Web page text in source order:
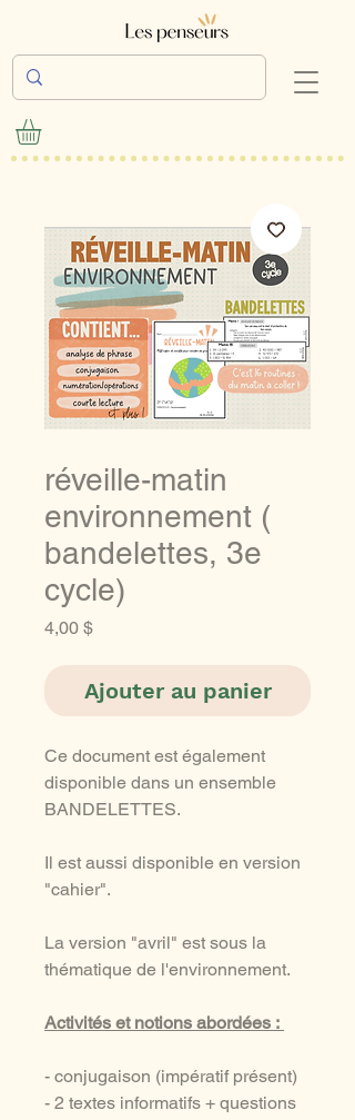
réveille-matin
environnement (
bandelettes, 3e
cycle)
4,00 $Prix
Ajouter au panier
Ce document est également
disponible dans un ensemble
BANDELETTES.
Il est aussi disponible en version
"cahier".
La version "avril" est sous la
thématique de l'environnement.
Activités et notions abordées :
- conjugaison (impératif présent)
- 2 textes informatifs + questions